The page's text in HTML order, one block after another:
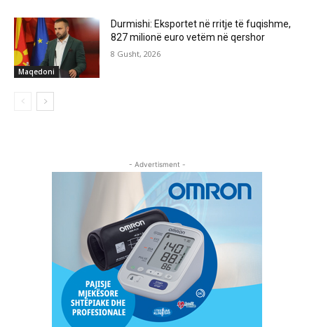
Maqedoni
Durmishi: Eksportet në rritje të fuqishme,
827 milionë euro vetëm në qershor
8 Gusht, 2026
- Advertisment -